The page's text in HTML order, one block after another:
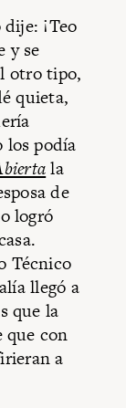
¡Teo
y se
otro tipo,
quieta,
los podía
la
de
logró
Técnico
llegó a
que la
que con
a